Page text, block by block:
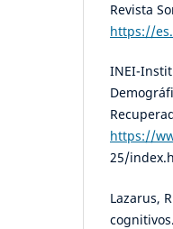
Revista
https://
INEI-
https://
25/
Lazarus,